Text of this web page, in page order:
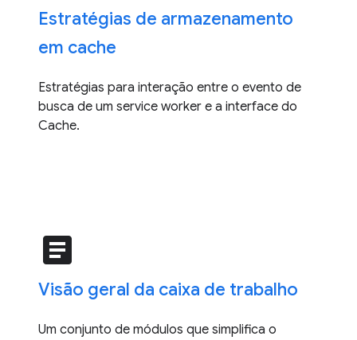
Estratégias de armazenamento
em cache
Estratégias para interação entre o evento de
busca de um service worker e a interface do
Cache.
article
Visão geral da caixa de trabalho
Um conjunto de módulos que simplifica o